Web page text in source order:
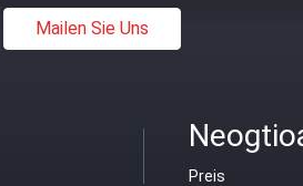
Mailen Sie Uns
Preis